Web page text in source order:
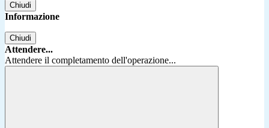
Chiudi
Informazione
Chiudi
Attendere...
Attendere il completamento dell'operazione...